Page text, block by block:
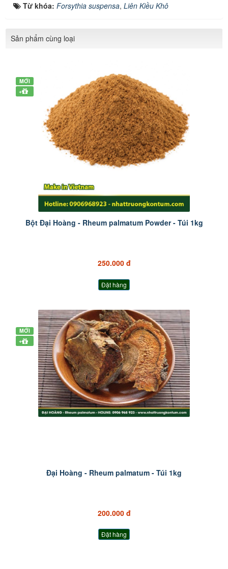
Từ khóa: Forsythia suspensa, Liên Kiều Khô
Sản phẩm cùng loại
MỚI
+
Bột Đại Hoàng - Rheum palmatum Powder - Túi 1kg
250.000 đ
Đặt hàng
MỚI
+
Đại Hoàng - Rheum palmatum - Túi 1kg
200.000 đ
Đặt hàng